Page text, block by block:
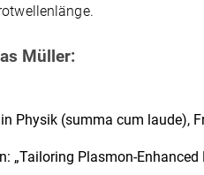
Müller:
Physik (summa cum laude),
„Tailoring Plasmon-